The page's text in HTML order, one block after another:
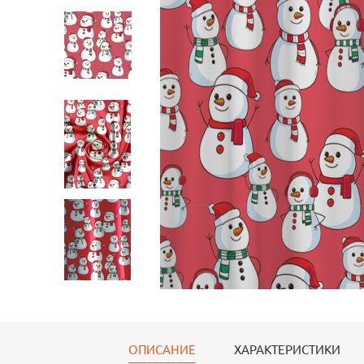
Портьеры Блэкаут
145*260 см
Портьеры Блэкаут
145*260 см
ОПИСАНИЕ ХАРАКТЕРИСТИКИ